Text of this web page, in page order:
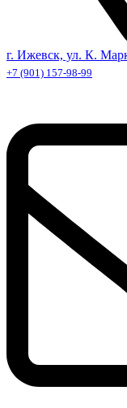
г. Ижевск, ул. К.
+7 (901) 157-98-99